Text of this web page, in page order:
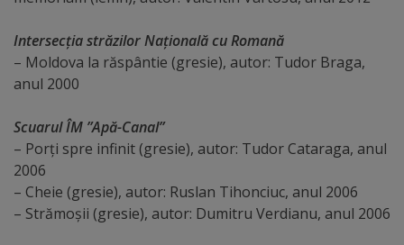
Diplome
de
Ungheniul
turistic
Intersecția străzilor Națională cu Romană
– Moldova la răspântie (gresie), autor: Tudor Braga,
anul 2000
Scuarul ÎM ”Apă-Canal”
– Porți spre infinit (gresie), autor: Tudor Cataraga, anul
2006
– Cheie (gresie), autor: Ruslan Tihonciuc, anul 2006
– Strămoșii (gresie), autor: Dumitru Verdianu, anul 2006